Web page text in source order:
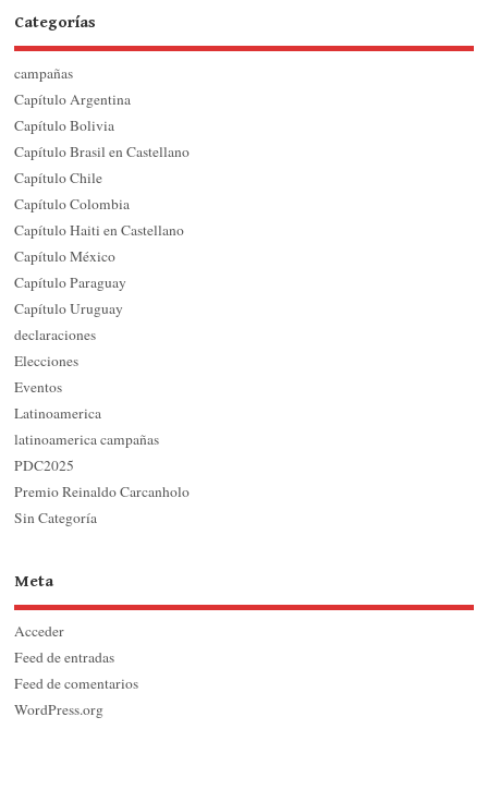
Categorías
campañas
Capítulo Argentina
Capítulo Bolivia
Capítulo Brasil en Castellano
Capítulo Chile
Capítulo Colombia
Capítulo Haiti en Castellano
Capítulo México
Capítulo Paraguay
Capítulo Uruguay
declaraciones
Elecciones
Eventos
Latinoamerica
latinoamerica campañas
PDC2025
Premio Reinaldo Carcanholo
Sin Categoría
Meta
Acceder
Feed de entradas
Feed de comentarios
WordPress.org